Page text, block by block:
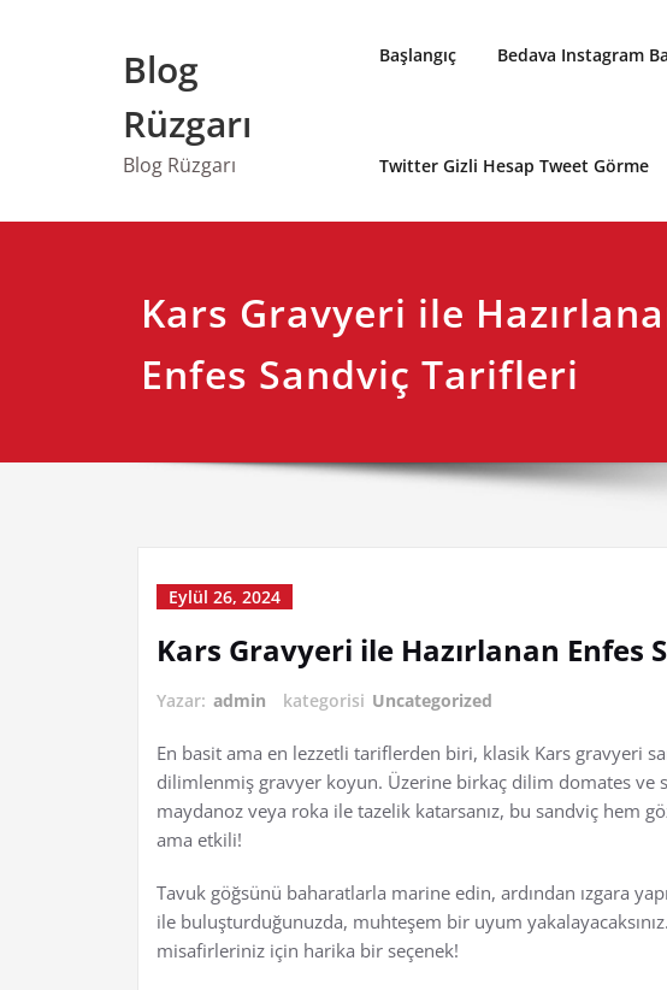
Blog
Rüzgarı
Blog Rüzgarı
Başlangıç Bedava Instagram
Twitter Gizli Hesap Tweet Görme
Kars Gravyeri ile
Enfes Sandviç Tarifleri
Eylül 26, 2024
Kars Gravyeri ile Hazırlanan Enfes
Yazar: admin kategorisi Uncategorized
En basit ama en lezzetli tariflerden biri, klasik Kars gravyeri
dilimlenmiş gravyer koyun. Üzerine birkaç dilim domates ve
maydanoz veya roka ile tazelik katarsanız, bu sandviç hem
ama etkili!
Tavuk göğsünü baharatlarla marine edin, ardından ızgara
ile buluşturduğunuzda, muhteşem bir uyum
misafirleriniz için harika bir seçenek!